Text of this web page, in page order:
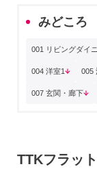
みどころ
001 リビングダイ
004 洋室1 005
007 玄関・廊下
TTKフラット